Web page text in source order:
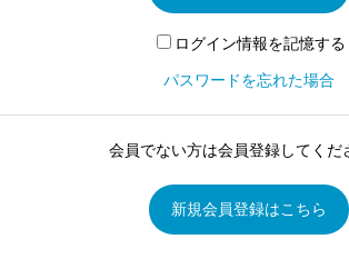
ログイン情報を記憶する
パスワードを忘れた場合
会員でない方は会員登録してくだ
新規会員登録はこちら